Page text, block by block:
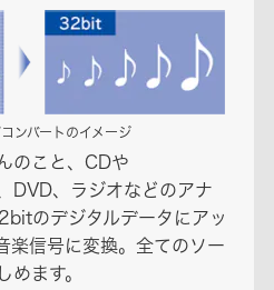
ンバートのイメージ
のこと、CDや
DVD、ラジオなどのアナ
のデジタルデータにアッ
楽信号に変換。全てのソー
めます。